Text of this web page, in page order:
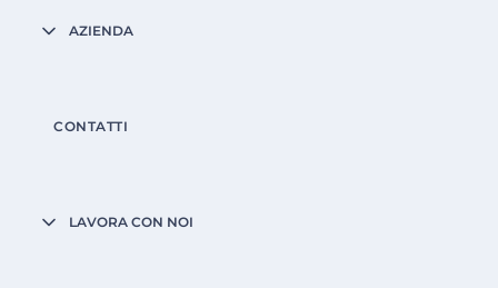
AZIENDA
CONTATTI
LAVORA CON NOI